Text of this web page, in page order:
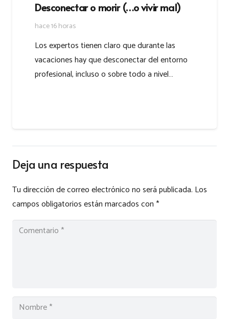
Desconectar o morir (…o vivir mal)
hace 16 horas
Los expertos tienen claro que durante las
vacaciones hay que desconectar del entorno
profesional, incluso o sobre todo a nivel…
Deja una respuesta
Tu dirección de correo electrónico no será publicada. Los
campos obligatorios están marcados con*